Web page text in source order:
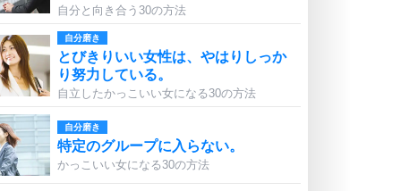
自分と向き合う30の方法
自分磨き
とびきりいい女性は、やはりしっか
り努力している。
自立したかっこいい女になる30の方法
自分磨き
特定のグループに入らない。
かっこいい女になる30の方法